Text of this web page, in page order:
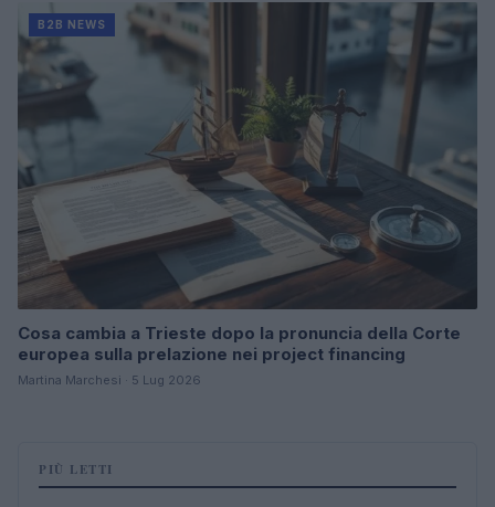
B2B NEWS
Cosa cambia a Trieste dopo la pronuncia della Corte
europea sulla prelazione nei project financing
Martina Marchesi · 5 Lug 2026
PIÙ LETTI